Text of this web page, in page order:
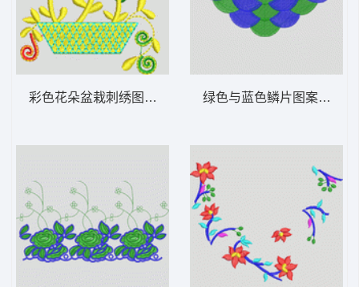
彩色花朵盆栽刺绣图案 鞋 绿色与蓝色鳞片图案 鞋